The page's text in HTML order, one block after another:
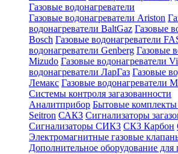
Газовые водонагреватели
Газовые водонагреватели Ariston
водонагреватели BaltGaz Газовые
Bosch Газовые водонагреватели
водонагреватели Genberg Газовые
Mizudo Газовые водонагреватели
водонагреватели ЛарГаз Газовые
Лемакс Газовые водонагреватели
Системы контроля загазованности
Аналитприбор Бытовые комплекты
Seitron САКЗ Сигнализаторы
Сигнализаторы СИКЗ СКЗ Карбон
Электромагнитные газовые
Дополнительное оборудование для